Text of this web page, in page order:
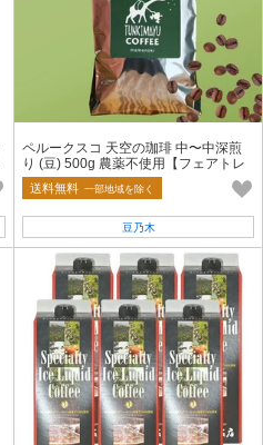
ペルークスコ 天空の珈琲 中〜中深煎
り (豆) 500g 農薬不使用【フェアトレ
ード】
送料無料 一部地域を除く
豆乃木